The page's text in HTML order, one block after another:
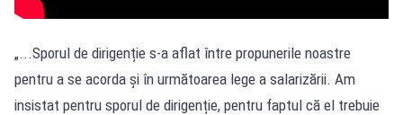
„...Sporul de dirigenție s-a aflat între propunerile noastre
pentru a se acorda și în următoarea lege a salarizării. Am
insistat pentru sporul de dirigenție, pentru faptul că el trebuie